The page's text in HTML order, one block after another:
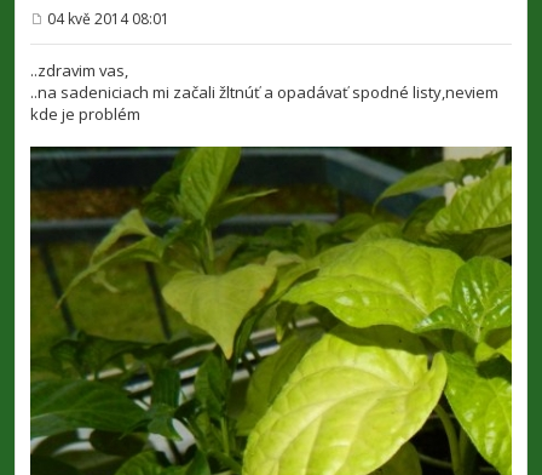
ř
í
s
p
ě
e
04 kvě 2014 08:01
..zdravim vas,
..na sadeniciach mi začali žltnúť a opadávať spodné listy,neviem
kde je problém